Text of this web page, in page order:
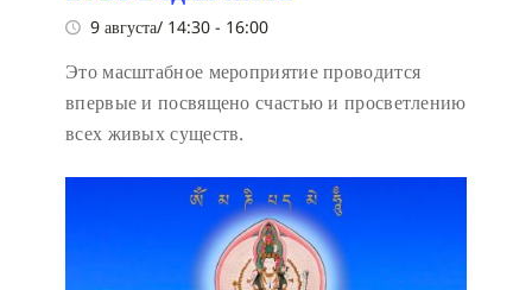
9 августа/ 14:30 - 16:00
Это масштабное мероприятие проводится
впервые и посвящено счастью и просветлению
всех живых существ.